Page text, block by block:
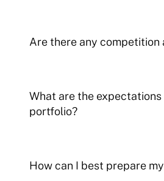
Are there any competition
What are the
portfolio?
How can I best prepare